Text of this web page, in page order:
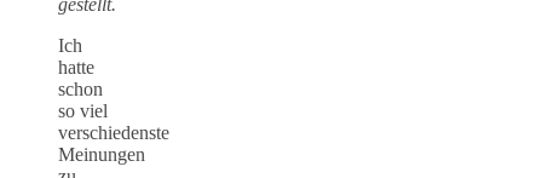
Ich
hatte
schon
so viel
verschiedenste
Meinungen